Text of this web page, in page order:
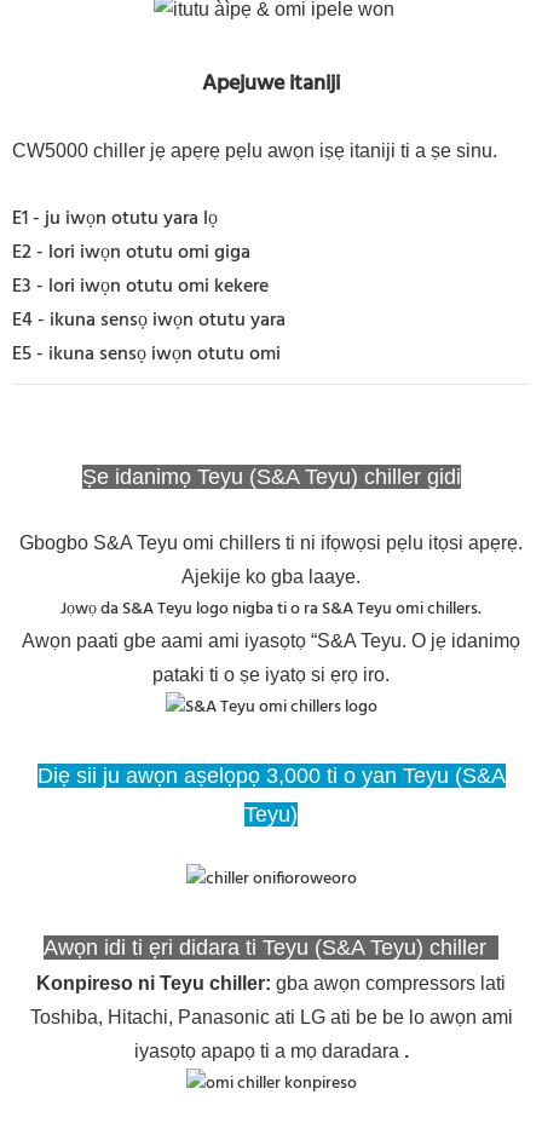
Apejuwe itaniji
CW5000 chiller jẹ apẹrẹ pẹlu awọn iṣẹ itaniji ti a ṣe sinu.
E1 - ju iwọn otutu yara lọ
E2 - lori iwọn otutu omi giga
E3 - lori iwọn otutu omi kekere
E4 - ikuna sensọ iwọn otutu yara
E5 - ikuna sensọ iwọn otutu omi
Ṣe idanimọ Teyu (S&A Teyu) chiller gidi
Gbogbo S&A Teyu omi chillers ti ni ifọwọsi pẹlu itọsi apẹrẹ.
Ajekije ko gba laaye.
Jọwọ da S&A Teyu logo nigba ti o ra S&A Teyu omi chillers.
Awọn paati gbe aami ami iyasọtọ “S&A Teyu. O jẹ idanimọ
pataki ti o ṣe iyatọ si ẹrọ iro.
Diẹ sii ju awọn aṣelọpọ 3,000 ti o yan Teyu (S&A
Teyu)
Awọn idi ti ẹri didara ti Teyu (S&A Teyu) chiller
Konpireso ni Teyu chiller: gba awọn compressors lati
Toshiba, Hitachi, Panasonic ati LG ati be be lo awọn ami
iyasọtọ apapọ ti a mọ daradara .